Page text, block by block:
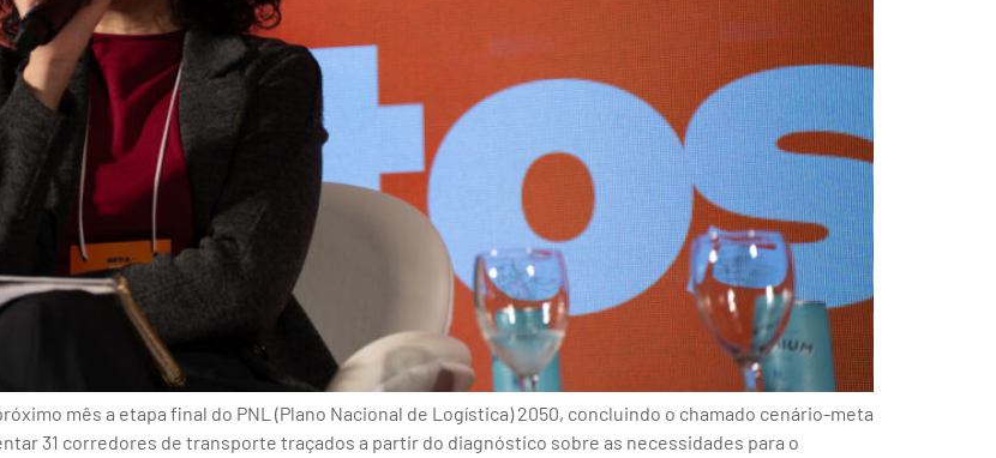
mês a etapa final do PNL (Plano Nacional de Logística) 2050, concluindo o chamado cenário-meta
31 corredores de transporte traçados a partir do diagnóstico sobre as necessidades para o